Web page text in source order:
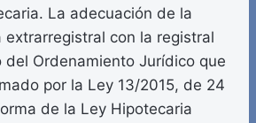
La adecuación de la
extrarregistral con la registral
del Ordenamiento Jurídico que
por la Ley 13/2015, de 24
de la Ley Hipotecaria